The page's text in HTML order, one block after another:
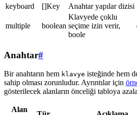
keyboard []Key Anahtar yapılar dizisi
multiple boolean
Klavyede çoklu
seçime izin verir,
boole
Anahtar#
Bir anahtarın hem klavye isteğinde hem
sahip olması zorunludur. Ayrıntılar için
gösterilecek alanların önceliği tabloya
Alan